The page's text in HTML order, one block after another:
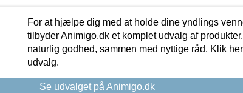
For at hjælpe dig med at holde dine yndlings
tilbyder Animigo.dk et komplet udvalg af
naturlig godhed, sammen med nyttige råd. Klik
udvalg.
Se udvalget på Animigo.dk